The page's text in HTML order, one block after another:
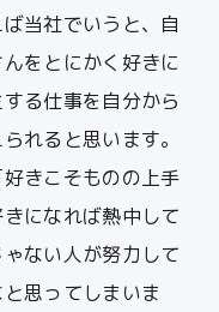
当社でいうと、自
をとにかく好きに
る仕事を自分から
れると思います。
きこそものの上手
になれば熱中して
ない人が努力して
思ってしまいま